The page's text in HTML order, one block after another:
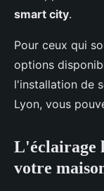
smart city.
Pour ceux qui
options
l'installation de
Lyon, vous
L'éclairage
votre